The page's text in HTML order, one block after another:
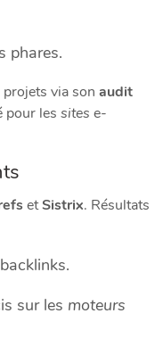
phares.
via son audit
pour les sites e-
etSistrix. Résultats
sur les moteurs